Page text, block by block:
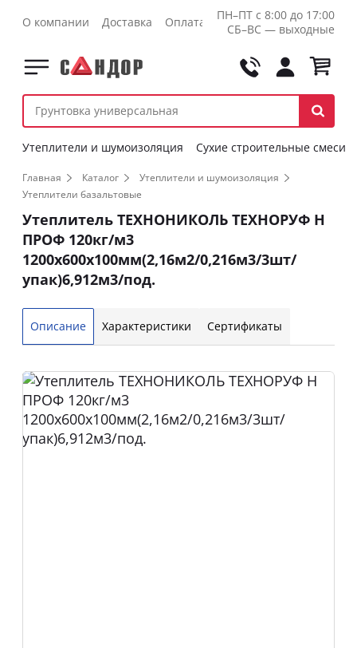
О компании Доставка Оплата Контакты Оптовикам
ПН–ПТ с 8:00 до 17:00
СБ–ВС — выходные
Утеплители и шумоизоляция Сухие строительные смеси
Главная Каталог
Утеплители и шумоизоляция
Утеплители базальтовые
Утеплитель ТЕХНОНИКОЛЬ ТЕХНОРУФ Н
ПРОФ 120кг/м3
1200х600х100мм(2,16м2/0,216м3/3шт/
упак)6,912м3/под.
Описание Характеристики Сертификаты